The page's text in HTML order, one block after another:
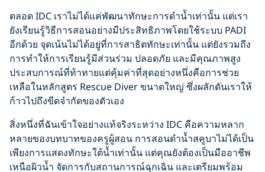
ตลอด IDC เราไม่ได้แค่พัฒนาทักษะการดำน้ำเท่านั้น แต่เรา
ยังเรียนรู้วิธีการสอนอย่างมีประสิทธิภาพโดยใช้ระบบ PADI
อีกด้วย จุดเน้นไม่ได้อยู่ที่การสาธิตทักษะเท่านั้น แต่ยังรวมถึง
การทำให้การเรียนรู้มีส่วนร่วม ปลอดภัย และมีคุณภาพสูง
ประสบการณ์ที่ท้าทายแต่คุ้มค่าที่สุดอย่างหนึ่งคือการช่วย
เหลือในหลักสูตร Rescue Diver ขนาดใหญ่ ซึ่งผลักดันเราให้
ก้าวไปถึงขีดจำกัดของตัวเอง
สิ่งหนึ่งที่ฉันเข้าใจอย่างแท้จริงระหว่าง IDC คือความหลาก
หลายของบทบาทของครูผู้สอน การสอนดำน้ำสคูบาไม่ได้เป็น
เพียงการแสดงทักษะใต้น้ำเท่านั้น แต่คุณยังต้องเป็นมืออาชีพ
เหนือผิวน้ำ จัดการกับสถานการณ์ฉุกเฉิน และเตรียมพร้อม